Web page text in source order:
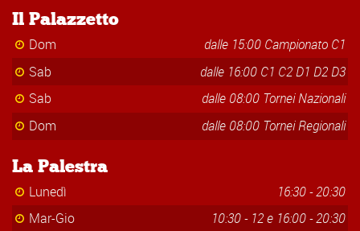
Il Palazzetto
Dom
dalle 15:00 Campionato C1
Sab
dalle 16:00 C1 C2 D1 D2 D3
Sab
dalle 08:00 Tornei Nazionali
Dom
dalle 08:00 Tornei Regionali
La Palestra
Lunedì
16:30 - 20:30
Mar-Gio
10:30 - 12 e 16:00 - 20:30